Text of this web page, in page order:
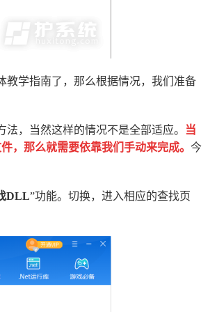
教学指南了，那么根据情况，我们准备
，当然这样的情况不是全部适应。
当
，那么就需要依靠我们手动来完成。 今
DLL”功能。切换，进入相应的查找页